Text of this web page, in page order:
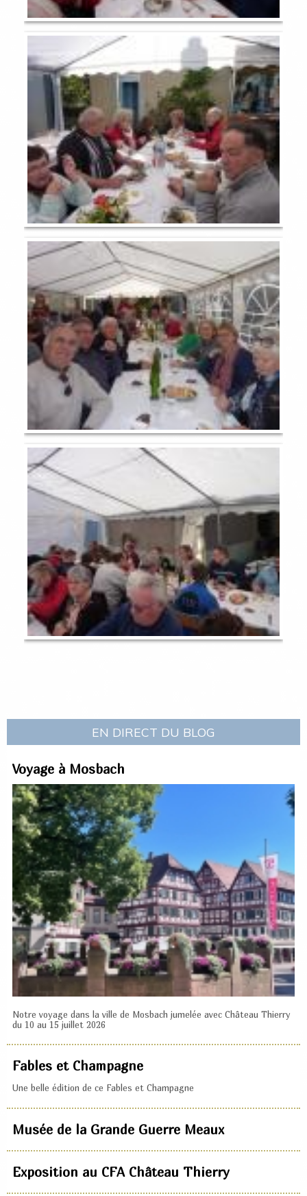
EN DIRECT DU BLOG
Voyage à Mosbach
Notre voyage dans la ville de Mosbach jumelée avec Château Thierry
du 10 au 15 juillet 2026
Fables et Champagne
Une belle édition de ce Fables et Champagne
Musée de la Grande Guerre Meaux
Exposition au CFA Château Thierry